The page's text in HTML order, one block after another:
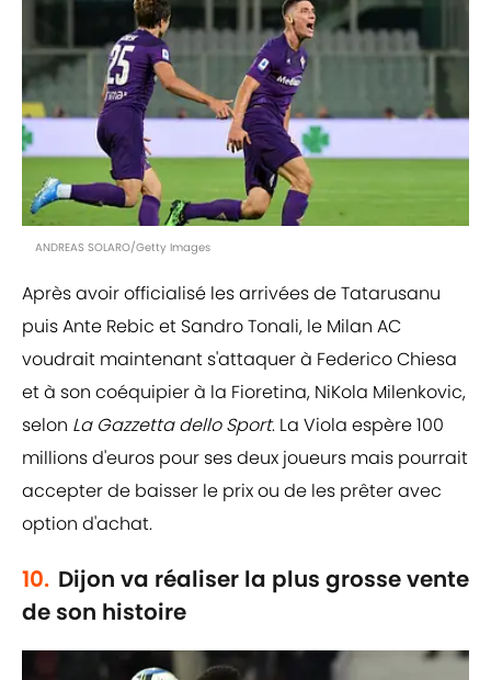
ANDREAS SOLARO/Getty Images
Après avoir officialisé les arrivées de Tatarusanu
puis Ante Rebic et Sandro Tonali, le Milan AC
voudrait maintenant s'attaquer à Federico Chiesa
et à son coéquipier à la Fioretina, NiKola Milenkovic,
selon La Gazzetta dello Sport. La Viola espère 100
millions d'euros pour ses deux joueurs mais pourrait
accepter de baisser le prix ou de les prêter avec
option d'achat.
10. Dijon va réaliser la plus grosse vente
de son histoire